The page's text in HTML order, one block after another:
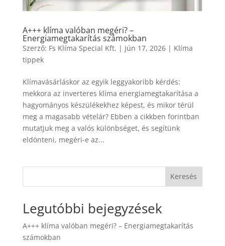
A+++ klíma valóban megéri? –
Energiamegtakarítás számokban
Szerző: Fs Klíma Special Kft. | jún 17, 2026| Klíma
tippek
Klímavásárláskor az egyik leggyakoribb kérdés:
mekkora az inverteres klíma energiamegtakarítása a
hagyományos készülékekhez képest, és mikor térül
meg a magasabb vételár? Ebben a cikkben forintban
mutatjuk meg a valós különbséget, és segítünk
eldönteni, megéri-e az...
Keresés
Legutóbbi bejegyzések
A+++ klíma valóban megéri? – Energiamegtakarítás
számokban